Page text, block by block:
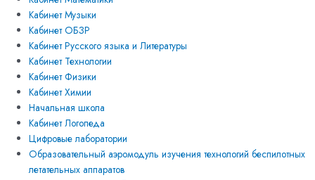
Кабинет Музыки
Кабинет ОБЗР
Кабинет Русского языка и Литературы
Кабинет Технологии
Кабинет Физики
Кабинет Химии
Начальная школа
Кабинет Логопеда
Цифровые лаборатории
Образовательный аэромодуль изучения технологий беспилотных
летательных аппаратов